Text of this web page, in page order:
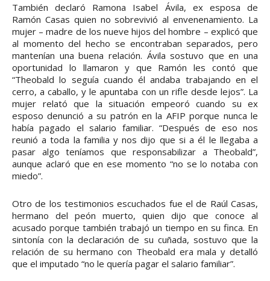
También declaró Ramona Isabel Ávila, ex esposa de
Ramón Casas quien no sobrevivió al envenenamiento. La
mujer – madre de los nueve hijos del hombre – explicó que
al momento del hecho se encontraban separados, pero
mantenían una buena relación. Ávila sostuvo que en una
oportunidad lo llamaron y que Ramón les contó que
“Theobald lo seguía cuando él andaba trabajando en el
cerro, a caballo, y le apuntaba con un rifle desde lejos”. La
mujer relató que la situación empeoró cuando su ex
esposo denunció a su patrón en la AFIP porque nunca le
había pagado el salario familiar. “Después de eso nos
reunió a toda la familia y nos dijo que si a él le llegaba a
pasar algo teníamos que responsabilizar a Theobald”,
aunque aclaró que en ese momento “no se lo notaba con
miedo”.
Otro de los testimonios escuchados fue el de Raúl Casas,
hermano del peón muerto, quien dijo que conoce al
acusado porque también trabajó un tiempo en su finca. En
sintonía con la declaración de su cuñada, sostuvo que la
relación de su hermano con Theobald era mala y detalló
que el imputado “no le quería pagar el salario familiar”.